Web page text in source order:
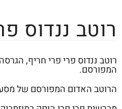
רוטב ננדוס
רוטב ננדוס פרי פרי חריף,
המפורסם.
הרוטב האדום המפורסם של